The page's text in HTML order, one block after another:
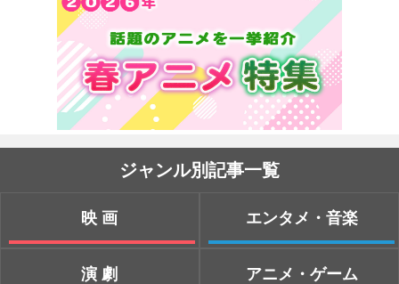
ジャンル別記事一覧
映画
演劇
エンタメ・音楽
アニメ・ゲーム